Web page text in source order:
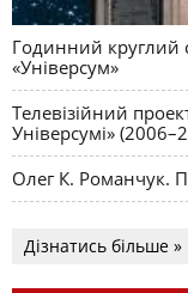
Годинний круглий
«Універсум»
Телевізійний
Універсумі»
Олег К. Романчук.
Дізнатись більше »